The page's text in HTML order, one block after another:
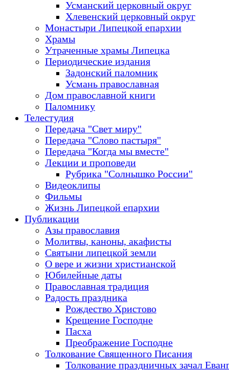
Усманский церковный округ
Хлевенский церковный округ
Монастыри Липецкой епархии
Храмы
Утраченные храмы Липецка
Периодические издания
Задонский паломник
Усмань православная
Дом православной книги
Паломнику
Телестудия
Передача "Свет миру"
Передача "Слово пастыря"
Передача "Когда мы вместе"
Лекции и проповеди
Рубрика "Солнышко России"
Видеоклипы
Фильмы
Жизнь Липецкой епархии
Публикации
Азы православия
Молитвы, каноны, акафисты
Святыни липецкой земли
О вере и жизни христианской
Юбилейные даты
Православная традиция
Радость праздника
Рождество Христово
Крещение Господне
Пасха
Преображение Господне
Толкование Священного Писания
Толкование праздничных зачал